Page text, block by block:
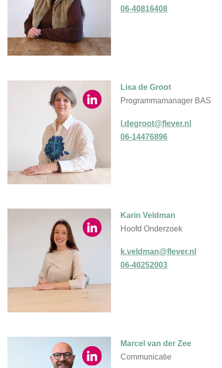
06-40816408
Lisa de Groot
Programmamanager BAS
l.degroot@flever.nl
06-14476896
Karin Veldman
Hoofd Onderzoek
k.veldman@flever.nl
06-40252003
Marcel van der Zee
Communicatie